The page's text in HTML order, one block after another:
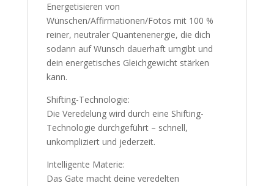
Energetisieren von
Wünschen/Affirmationen/Fotos mit 100 %
reiner, neutraler Quantenenergie, die dich
sodann auf Wunsch dauerhaft umgibt und
dein energetisches Gleichgewicht stärken
kann.
Shifting-Technologie:
Die Veredelung wird durch eine Shifting-
Technologie durchgeführt – schnell,
unkompliziert und jederzeit.
Intelligente Materie:
Das Gate macht deine veredelten